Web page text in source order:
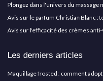
Plongez dans l'univers du massage
Avis sur le parfum Christian Blanc :
Avis sur l'efficacité des crèmes
Les derniers articles
Maquillage frosted : comment